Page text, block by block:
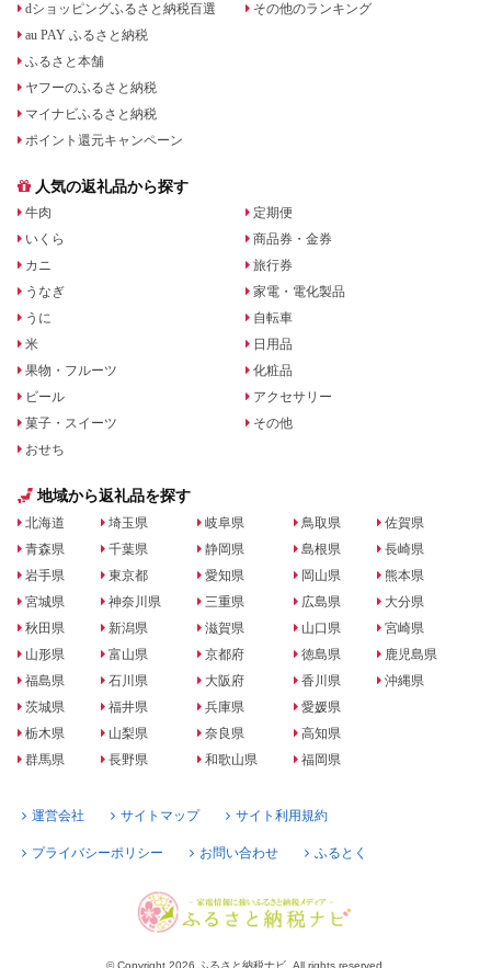
dショッピングふるさと納税百選
au PAY ふるさと納税
ふるさと本舗
ヤフーのふるさと納税
マイナビふるさと納税
ポイント還元キャンペーン
その他のランキング
人気の返礼品から探す
牛肉
いくら
カニ
うなぎ
うに
米
果物・フルーツ
ビール
菓子・スイーツ
おせち
定期便
商品券・金券
旅行券
家電・電化製品
自転車
日用品
化粧品
アクセサリー
その他
地域から返礼品を探す
北海道
青森県
岩手県
宮城県
秋田県
山形県
福島県
茨城県
栃木県
群馬県
埼玉県
千葉県
東京都
神奈川県
新潟県
富山県
石川県
福井県
山梨県
長野県
岐阜県
静岡県
愛知県
三重県
滋賀県
京都府
大阪府
兵庫県
奈良県
和歌山県
鳥取県
島根県
岡山県
広島県
山口県
徳島県
香川県
愛媛県
高知県
福岡県
佐賀県
長崎県
熊本県
大分県
宮崎県
鹿児島県
沖縄県
運営会社 サイトマップ サイト利用規約
プライバシーポリシー お問い合わせ ふるとく
© Copyright 2026 ふるさと納税ナビ. All rights reserved.